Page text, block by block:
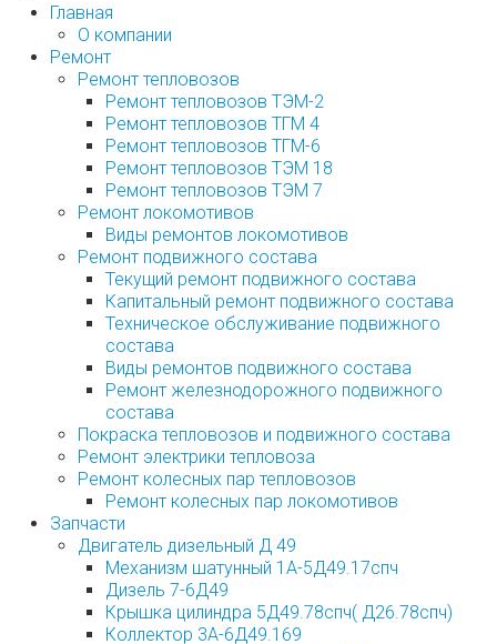
Главная
О компании
Ремонт
Ремонт тепловозов
Ремонт тепловозов ТЭМ-2
Ремонт тепловозов ТГМ 4
Ремонт тепловозов ТГМ-6
Ремонт тепловозов ТЭМ 18
Ремонт тепловозов ТЭМ 7
Ремонт локомотивов
Виды ремонтов локомотивов
Ремонт подвижного состава
Текущий ремонт подвижного состава
Капитальный ремонт подвижного состава
Техническое обслуживание подвижного
состава
Виды ремонтов подвижного состава
Ремонт железнодорожного подвижного
состава
Покраска тепловозов и подвижного состава
Ремонт электрики тепловоза
Ремонт колесных пар тепловозов
Ремонт колесных пар локомотивов
Запчасти
Двигатель дизельный Д 49
Механизм шатунный 1А-5Д49.17спч
Дизель 7-6Д49
Крышка цилиндра 5Д49.78спч( Д26.78спч)
Коллектор 3А-6Д49.169